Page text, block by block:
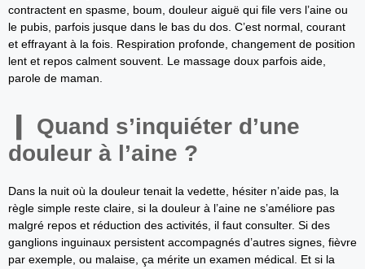
contractent en spasme, boum, douleur aiguë qui file vers l’aine ou
le pubis, parfois jusque dans le bas du dos. C’est normal, courant
et effrayant à la fois. Respiration profonde, changement de position
lent et repos calment souvent. Le massage doux parfois aide,
parole de maman.
Quand s’inquiéter d’une
douleur à l’aine ?
Dans la nuit où la douleur tenait la vedette, hésiter n’aide pas, la
règle simple reste claire, si la douleur à l’aine ne s’améliore pas
malgré repos et réduction des activités, il faut consulter. Si des
ganglions inguinaux persistent accompagnés d’autres signes, fièvre
par exemple, ou malaise, ça mérite un examen médical. Et si la